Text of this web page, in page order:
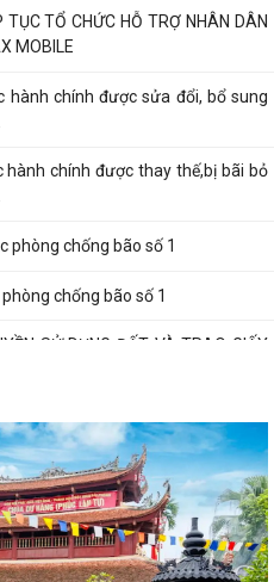
TỔ CHỨC HỖ TRỢ NHÂN DÂN
MOBILE
hành chính được sửa đổi, bổ sung
chính được thay thế,bị bãi bỏ
phòng chống bão số 1
chống bão số 1
SỬ DỤNG ĐẤT VÀ TRAO GIẤY
thoại đường dây nóng và trang
QUÀ NHÂN KỶ NIỆM 25 NĂM
– 28/6/2026)
HƯNG ĐẠO DỌN VỆ SINH